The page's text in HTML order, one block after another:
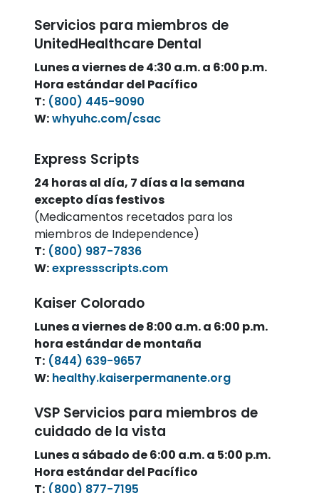
Servicios para miembros de
UnitedHealthcare Dental
Lunes a viernes de 4:30 a.m. a 6:00 p.m.
Hora estándar del Pacífico
T: (800) 445-9090
W:whyuhc.com/csac
Express Scripts
24 horas al día, 7 días a la semana
excepto días festivos
(Medicamentos recetados para los
miembros de Independence)
T: (800) 987-7836
W:expressscripts.com
Kaiser Colorado
Lunes a viernes de 8:00 a.m. a 6:00 p.m.
hora estándar de montaña
T: (844) 639-9657
W: healthy.kaiserpermanente.org
VSP Servicios para miembros de
cuidado de la vista
Lunes a sábado de 6:00 a.m. a 5:00 p.m.
Hora estándar del Pacífico
T: (800) 877-7195